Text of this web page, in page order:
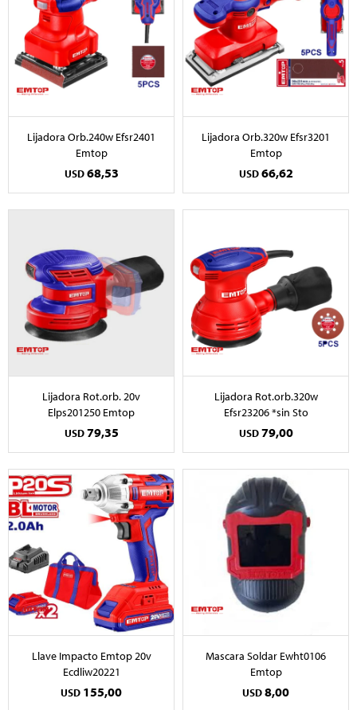
Lijadora Orb.240w Efsr2401
Emtop
USD 68,53
Lijadora Orb.320w Efsr3201
Emtop
USD 66,62
Lijadora Rot.orb. 20v
Elps201250 Emtop
USD 79,35
Lijadora Rot.orb.320w
Efsr23206 *sin Sto
USD 79,00
Llave Impacto Emtop 20v
Ecdliw20221
USD 155,00
Mascara Soldar Ewht0106
Emtop
USD8,00